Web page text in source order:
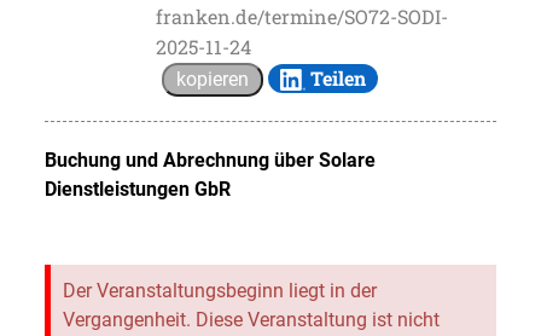
franken.de/termine/SO72-SODI-
2025-11-24
kopieren Teilen
Buchung und Abrechnung über Solare
Dienstleistungen GbR
Der Veranstaltungsbeginn liegt in der
Vergangenheit. Diese Veranstaltung ist nicht